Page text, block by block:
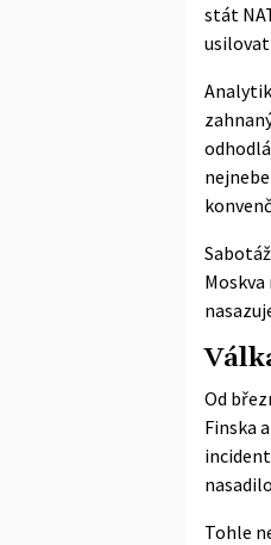
stát
usilovat
Od
Finska
Tohle